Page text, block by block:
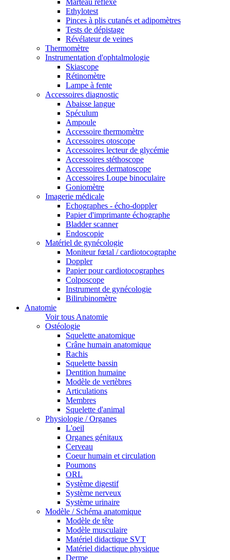
Marteau réflexe
Ethylotest
Pinces à plis cutanés et adipomètres
Tests de dépistage
Révélateur de veines
Thermomètre
Instrumentation d'ophtalmologie
Skiascope
Rétinomètre
Lampe à fente
Accessoires diagnostic
Abaisse langue
Spéculum
Ampoule
Accessoire thermomètre
Accessoires otoscope
Accessoires lecteur de glycémie
Accessoires stéthoscope
Accessoires dermatoscope
Accessoires Loupe binoculaire
Goniomètre
Imagerie médicale
Echographes - écho-doppler
Papier d'imprimante échographe
Bladder scanner
Endoscopie
Matériel de gynécologie
Moniteur fœtal / cardiotocographe
Doppler
Papier pour cardiotocographes
Colposcope
Instrument de gynécologie
Bilirubinomètre
Anatomie
Voir tous Anatomie
Ostéologie
Squelette anatomique
Crâne humain anatomique
Rachis
Squelette bassin
Dentition humaine
Modèle de vertèbres
Articulations
Membres
Squelette d'animal
Physiologie / Organes
L'oeil
Organes génitaux
Cerveau
Coeur humain et circulation
Poumons
ORL
Système digestif
Système nerveux
Système urinaire
Modèle / Schéma anatomique
Modèle de tête
Modèle musculaire
Matériel didactique SVT
Matériel didactique physique
Derme